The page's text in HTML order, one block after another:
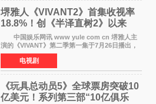
堺雅人《VIVANT2》首集收视率
18.8%！创《半泽直树2》以来
TBS周日剧场最高开局
中国娱乐网讯 www yule com cn 堺雅人主
演的《VIVANT》第二季第一集于7月26日播出，
首集收视率高达18 8%，成为自2020年《半泽直
树2》首集22%以来，TBS周日剧场最高开播收视
纪录。 考虑到
电视剧
《玩具总动员5》全球票房突破10
亿美元！系列第三部“10亿俱乐